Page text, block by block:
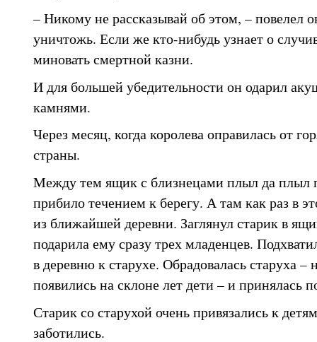
– Никому не рассказывай об этом, – повелел
уничтожь. Если же кто-нибудь узнает о
миновать смертной казни.
И для большей убедительности он одарил
камнями.
Через месяц, когда королева оправилась от
страны.
Между тем ящик с близнецами плыл да плыл
прибило течением к берегу. А там как раз в
из ближайшей деревни. Заглянул старик в
подарила ему сразу трех младенцев.
в деревню к старухе. Обрадовалась старуха –
появились на склоне лет дети – и принялась
Старик со старухой очень привязались к
заботились.